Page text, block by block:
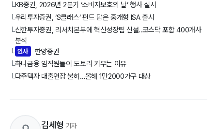
└KB증권, 2026년 2분기 ‘소비자보호의 날’ 행사 실시
└우리투자증권, ‘S클래스’ 펀드 담은 중개형 ISA 출시
└신한투자증권, 리서치본부에 혁신성장팀 신설..코스닥 포함 400개사
분석
└ 인사 한양증권
└하나금융 임직원들이 도토리 키우는 이유
└다주택자 대출연장 불허…올해 1만2000가구 대상
김세형 기자